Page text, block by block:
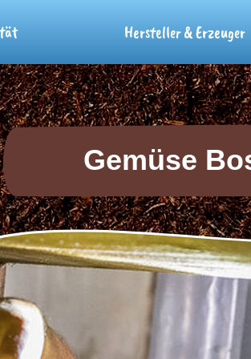
Hersteller & Erzeuger
Gemüse